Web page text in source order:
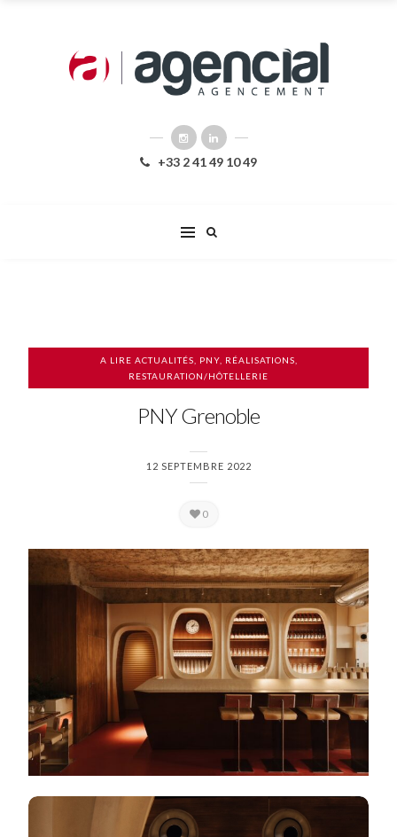
+33 2 41 49 10 49
A LIRE ACTUALITÉS PNY, RÉALISATIONS
RESTAURATION/HÔTELLERIE
PNY Grenoble
12 SEPTEMBRE 2022
0